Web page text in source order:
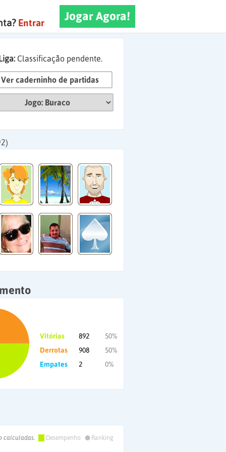
Jogar Agora!
Entrar
Classificação pendente.
Ver caderninho de partidas
Vitórias 892
50%
Derrotas
908
50%
Empates
2 0%
calculadas. Desempenho •
Ranking